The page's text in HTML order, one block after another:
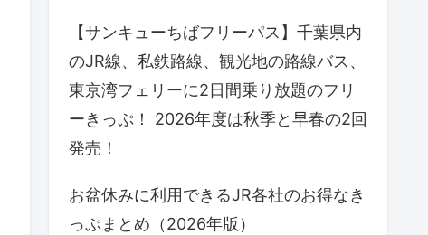
【サンキューちばフリーパス】千葉県内
のJR線、私鉄路線、観光地の路線バス、
東京湾フェリーに2日間乗り放題のフリ
ーきっぷ！ 2026年度は秋季と早春の2回
発売！
お盆休みに利用できるJR各社のお得なき
っぷまとめ（2026年版）